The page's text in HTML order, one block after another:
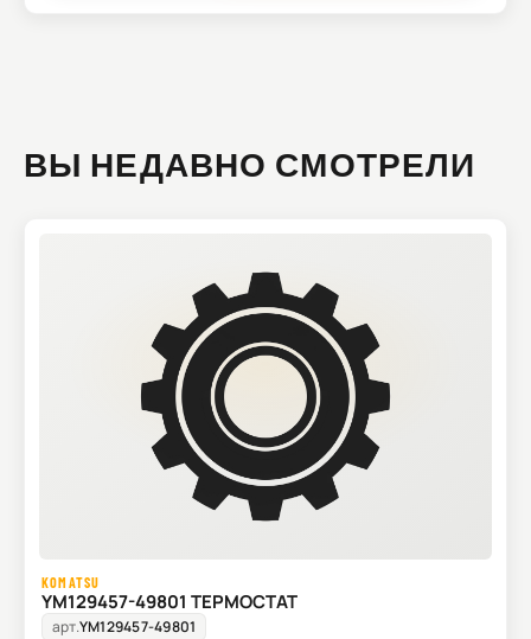
ВЫ НЕДАВНО СМОТРЕЛИ
KOMATSU
YM129457-49801 ТЕРМОСТАТ
арт.YM129457-49801